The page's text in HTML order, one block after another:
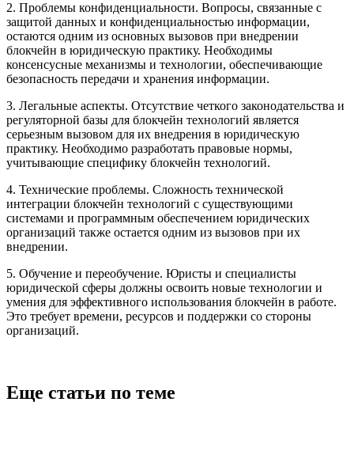
2. Проблемы конфиденциальности. Вопросы, связанные с
защитой данных и конфиденциальностью информации,
остаются одним из основных вызовов при внедрении
блокчейн в юридическую практику. Необходимы
консенсусные механизмы и технологии, обеспечивающие
безопасность передачи и хранения информации.
3. Легальные аспекты. Отсутствие четкого законодательства и
регуляторной базы для блокчейн технологий является
серьезным вызовом для их внедрения в юридическую
практику. Необходимо разработать правовые нормы,
учитывающие специфику блокчейн технологий.
4. Технические проблемы. Сложность технической
интеграции блокчейн технологий с существующими
системами и программным обеспечением юридических
организаций также остается одним из вызовов при их
внедрении.
5. Обучение и переобучение. Юристы и специалисты
юридической сферы должны освоить новые технологии и
умения для эффективного использования блокчейн в работе.
Это требует времени, ресурсов и поддержки со стороны
организаций.
Еще статьи по теме